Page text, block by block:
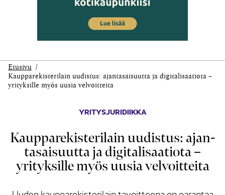
Etusivu
Kauppa­rekisteri­lain uudistus: ajan­tasaisuutta ja digitali­saatiota –
yrityksille myös uusia velvoitteita
YRITYSJURIDIIKKA
Kauppa­rekisteri­lain uudistus: ajan­
tasaisuutta ja digitali­saatiota –
yrityksille myös uusia velvoitteita